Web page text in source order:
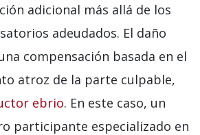
adicional más allá de los
adeudados. El daño
compensación basada en el
atroz de la parte culpable,
ebrio. En este caso, un
participante especializado en